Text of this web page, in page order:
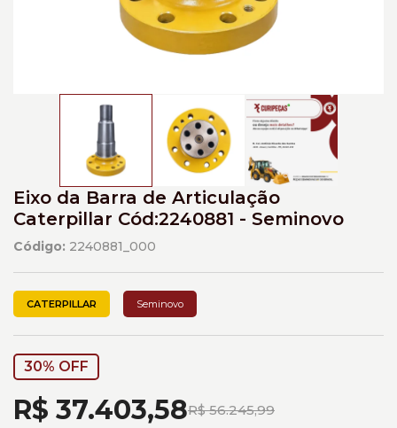
Eixo da Barra de Articulação
Caterpillar Cód:2240881 - Seminovo
Código: 2240881_000
CATERPILLAR Seminovo
30% OFF
R$ 56.245,99
R$ 37.403,58